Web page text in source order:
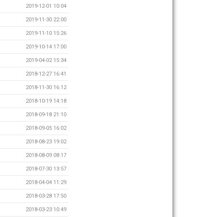
2019-12-01 10:04
2019-11-30 22:00
2019-11-10 15:26
2019-10-14 17:00
2019-04-02 15:34
2018-12-27 16:41
2018-11-30 16:12
2018-10-19 14:18
2018-09-18 21:10
2018-09-05 16:02
2018-08-23 19:02
2018-08-09 08:17
2018-07-30 13:57
2018-04-04 11:29
2018-03-28 17:50
2018-03-23 10:49